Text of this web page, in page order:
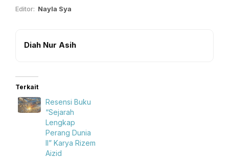
Editor: Nayla Sya
Diah Nur Asih
Terkait
Resensi Buku
“Sejarah
Lengkap
Perang Dunia
II” Karya Rizem
Aizid